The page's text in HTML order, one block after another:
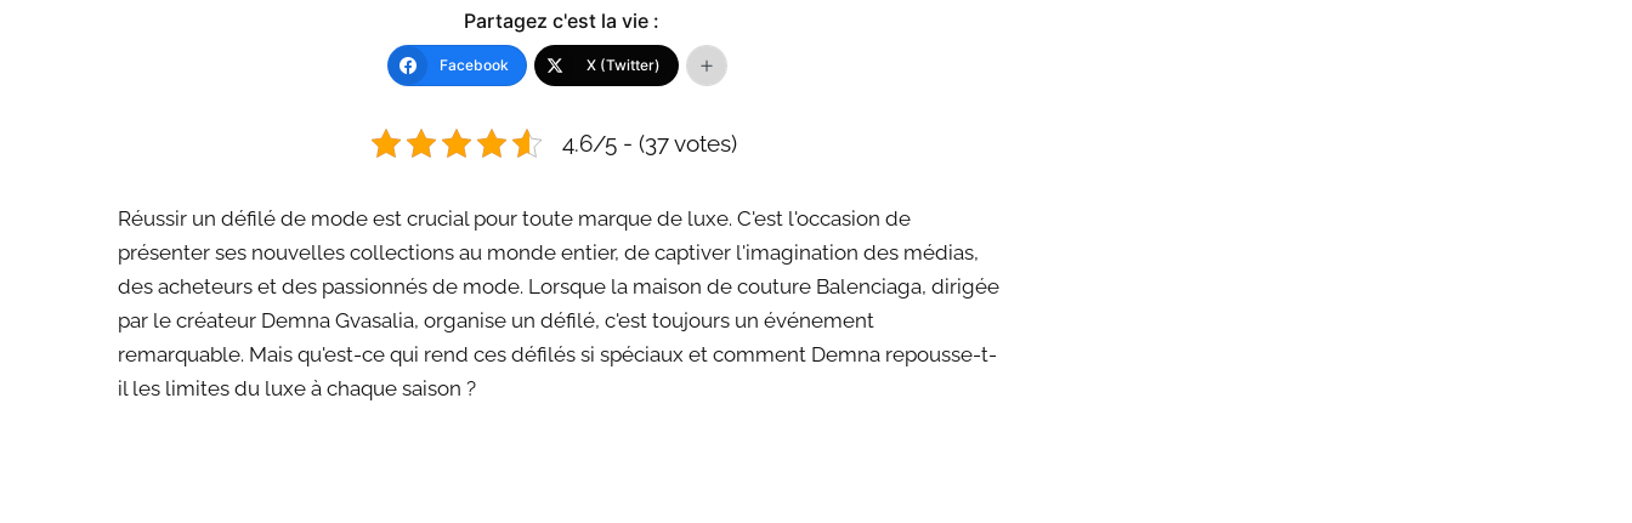
Partagez c'est la vie :
Facebook X (Twitter)
4.6/5 - (37 votes)
Réussir un défilé de mode est crucial pour toute marque de luxe. C'est l'occasion de
présenter ses nouvelles collections au monde entier, de captiver l'imagination des médias,
des acheteurs et des passionnés de mode. Lorsque la maison de couture Balenciaga, dirigée
par le créateur Demna Gvasalia, organise un défilé, c'est toujours un événement
remarquable. Mais qu'est-ce qui rend ces défilés si spéciaux et comment Demna repousse-t-
il les limites du luxe à chaque saison ?